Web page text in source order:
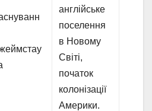
англійське
поселення
в Новому
Світі,
початок
колонізації
Америки.